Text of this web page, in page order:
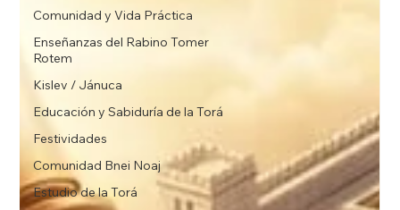
Comunidad y Vida Práctica
Enseñanzas del Rabino Tomer
Rotem
Kislev / Jánuca
Educación y Sabiduría de la Torá
Festividades
Comunidad Bnei Noaj
Estudio de la Torá